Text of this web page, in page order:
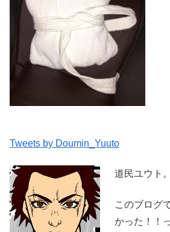
Tweets by Doumin_Yuuto
道民ユウト
このブログ
かった！！